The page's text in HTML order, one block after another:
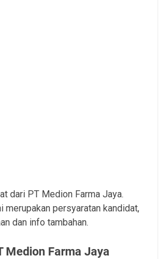
dari PT Medion Farma Jaya.
merupakan persyaratan kandidat,
dan info tambahan.
Medion Farma Jaya